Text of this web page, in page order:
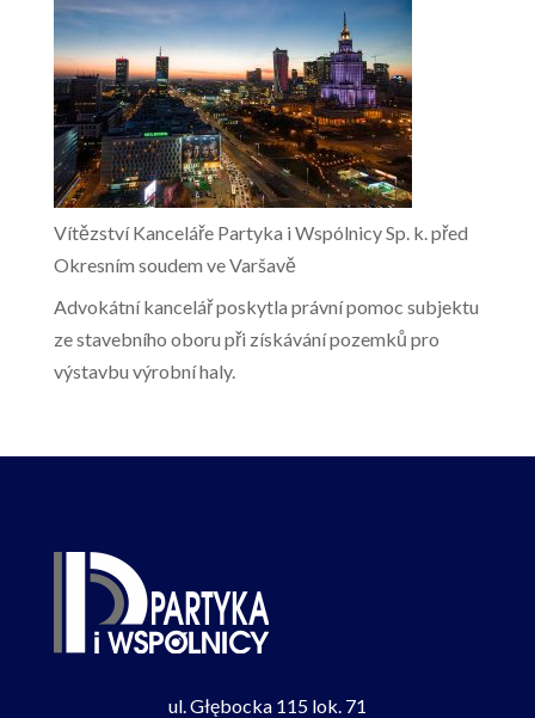
Vítězství Kanceláře Partyka i Wspólnicy Sp. k. před
Okresním soudem ve Varšavě
Advokátní kancelář poskytla právní pomoc subjektu
ze stavebního oboru při získávání pozemků pro
výstavbu výrobní haly.
ul. Głębocka 115 lok. 71